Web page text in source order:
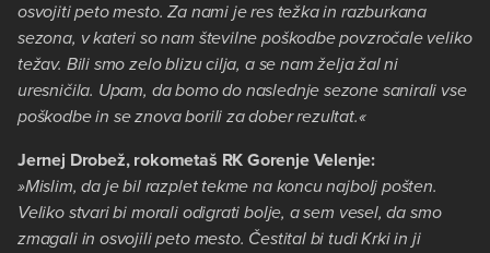
osvojiti peto mesto. Za nami je res težka in razburkana
sezona, v kateri so nam številne poškodbe povzročale veliko
težav. Bili smo zelo blizu cilja, a se nam želja žal ni
uresničila. Upam, da bomo do naslednje sezone sanirali vse
poškodbe in se znova borili za dober rezultat.«
Jernej Drobež, rokometaš RK Gorenje Velenje:
»Mislim, da je bil razplet tekme na koncu najbolj pošten.
Veliko stvari bi morali odigrati bolje, a sem vesel, da smo
zmagali in osvojili peto mesto. Čestital bi tudi Krki in ji